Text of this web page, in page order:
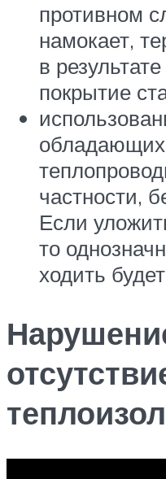
противном
намокает,
в
покрытие
частности,
Если
то
ходить